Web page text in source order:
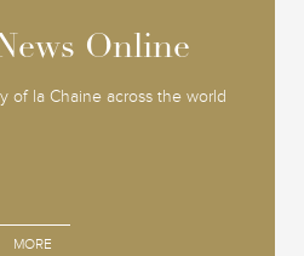
Online
of la Chaine across the world
MORE
Online